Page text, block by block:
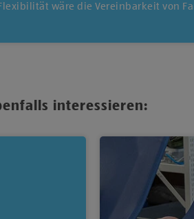
wäre die Vereinbarkeit von
interessieren: